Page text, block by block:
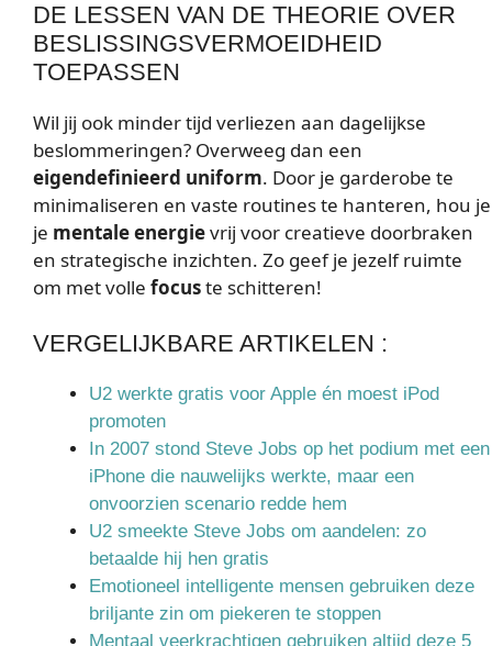
DE LESSEN VAN DE THEORIE OVER
BESLISSINGSVERMOEIDHEID
TOEPASSEN
Wil jij ook minder tijd verliezen aan dagelijkse
beslommeringen? Overweeg dan een
eigendefinieerd uniform. Door je garderobe te
minimaliseren en vaste routines te hanteren, hou je
je mentale energievrij voor creatieve doorbraken
en strategische inzichten. Zo geef je jezelf ruimte
om met volle focuste schitteren!
VERGELIJKBARE ARTIKELEN :
U2 werkte gratis voor Apple én moest iPod
promoten
In 2007 stond Steve Jobs op het podium met een
iPhone die nauwelijks werkte, maar een
onvoorzien scenario redde hem
U2 smeekte Steve Jobs om aandelen: zo
betaalde hij hen gratis
Emotioneel intelligente mensen gebruiken deze
briljante zin om piekeren te stoppen
Mentaal veerkrachtigen gebruiken altijd deze 5